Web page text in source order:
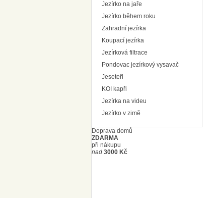
Jezírko na jaře
Jezírko během roku
Zahradní jezírka
Koupací jezírka
Jezírková filtrace
Pondovac jezírkový vysavač
Jeseteři
KOI kapři
Jezírka na videu
Jezírko v zimě
Doprava domů
ZDARMA
při nákupu
nad 3000 Kč